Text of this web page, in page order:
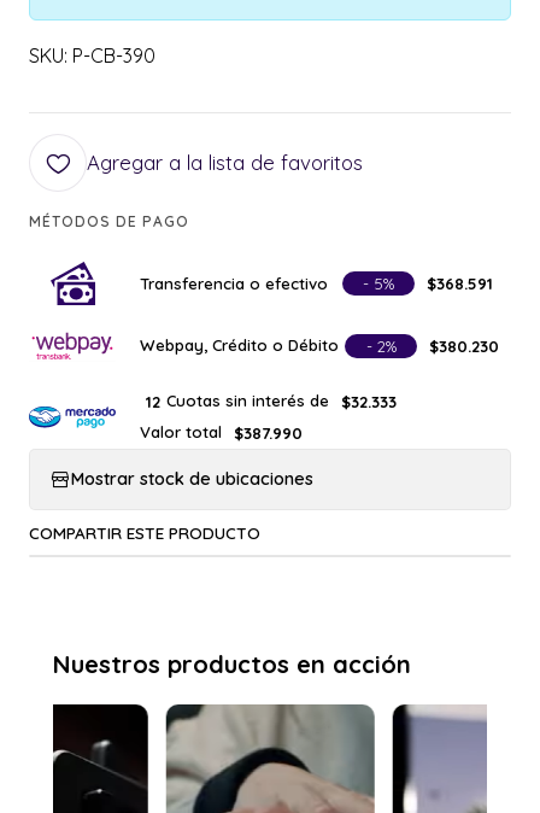
SKU: P-CB-390
Agregar a la lista de favoritos
MÉTODOS DE PAGO
Transferencia o efectivo - 5% $368.591
Webpay, Crédito o Débito - 2% $380.230
12 Cuotas sin interés de
$32.333
Valor total
$387.990
Mostrar stock de ubicaciones
COMPARTIR ESTE PRODUCTO